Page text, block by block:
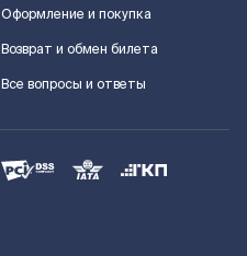
Оформление и покупка
Возврат и обмен билета
Все вопросы и ответы